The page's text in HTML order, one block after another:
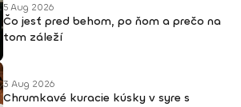
5 Aug 2026
Čo jesť pred behom, po ňom a prečo na
tom záleží
3 Aug 2026
Chrumkavé kuracie kúsky v syre s